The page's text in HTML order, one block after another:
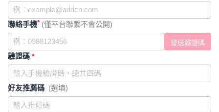
聯絡手機* (僅平台聯繫不會公開)
驗證碼 *
好友推薦碼 (選填)